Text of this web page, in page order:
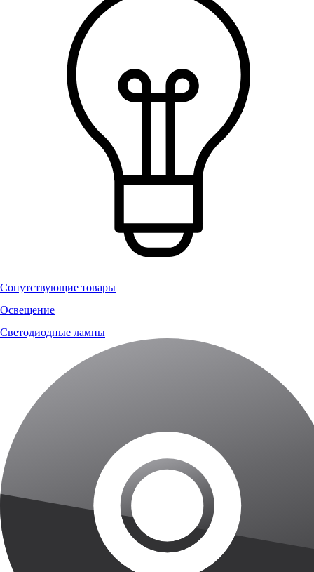
Сопутствующие товары
Освещение
Светодиодные лампы